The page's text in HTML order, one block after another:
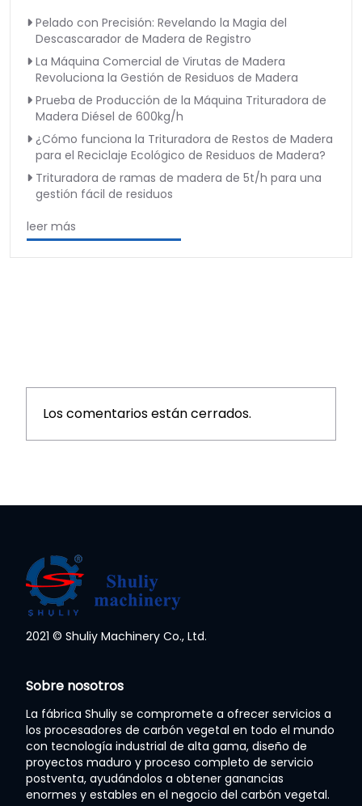
Pelado con Precisión: Revelando la Magia del
Descascarador de Madera de Registro
La Máquina Comercial de Virutas de Madera
Revoluciona la Gestión de Residuos de Madera
Prueba de Producción de la Máquina Trituradora de
Madera Diésel de 600kg/h
¿Cómo funciona la Trituradora de Restos de Madera
para el Reciclaje Ecológico de Residuos de Madera?
Trituradora de ramas de madera de 5t/h para una
gestión fácil de residuos
leer más
Los comentarios están cerrados.
2021 © Shuliy Machinery Co., Ltd.
Sobre nosotros
La fábrica Shuliy se compromete a ofrecer servicios a
los procesadores de carbón vegetal en todo el mundo
con tecnología industrial de alta gama, diseño de
proyectos maduro y proceso completo de servicio
postventa, ayudándolos a obtener ganancias
enormes y estables en el negocio del carbón vegetal.
Email
Chat